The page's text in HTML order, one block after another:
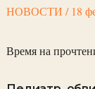
НОВОСТИ / 18
Время на